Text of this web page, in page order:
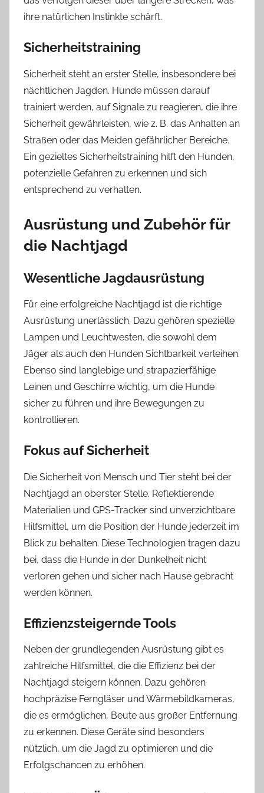
ihre natürlichen Instinkte schärft.
Sicherheitstraining
Sicherheit steht an erster Stelle, insbesondere bei
nächtlichen Jagden. Hunde müssen darauf
trainiert werden, auf Signale zu reagieren, die ihre
Sicherheit gewährleisten, wie z. B. das Anhalten an
Straßen oder das Meiden gefährlicher Bereiche.
Ein gezieltes Sicherheitstraining hilft den Hunden,
potenzielle Gefahren zu erkennen und sich
entsprechend zu verhalten.
Ausrüstung und Zubehör für
die Nachtjagd
Wesentliche Jagdausrüstung
Für eine erfolgreiche Nachtjagd ist die richtige
Ausrüstung unerlässlich. Dazu gehören spezielle
Lampen und Leuchtwesten, die sowohl dem
Jäger als auch den Hunden Sichtbarkeit verleihen.
Ebenso sind langlebige und strapazierfähige
Leinen und Geschirre wichtig, um die Hunde
sicher zu führen und ihre Bewegungen zu
kontrollieren.
Fokus auf Sicherheit
Die Sicherheit von Mensch und Tier steht bei der
Nachtjagd an oberster Stelle. Reflektierende
Materialien und GPS-Tracker sind unverzichtbare
Hilfsmittel, um die Position der Hunde jederzeit im
Blick zu behalten. Diese Technologien tragen dazu
bei, dass die Hunde in der Dunkelheit nicht
verloren gehen und sicher nach Hause gebracht
werden können.
Effizienzsteigernde Tools
Neben der grundlegenden Ausrüstung gibt es
zahlreiche Hilfsmittel, die die Effizienz bei der
Nachtjagd steigern können. Dazu gehören
hochpräzise Ferngläser und Wärmebildkameras,
die es ermöglichen, Beute aus großer Entfernung
zu erkennen. Diese Geräte sind besonders
nützlich, um die Jagd zu optimieren und die
Erfolgschancen zu erhöhen.